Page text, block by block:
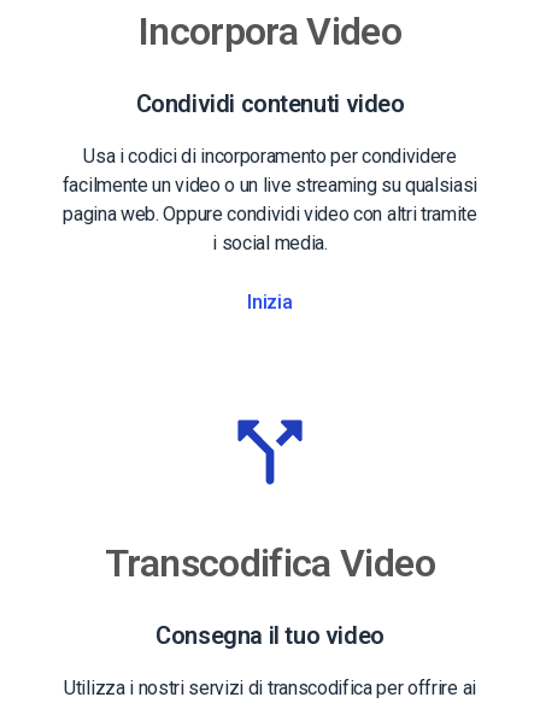
Incorpora Video
Condividi contenuti video
Usa i codici di incorporamento per condividere
facilmente un video o un live streaming su qualsiasi
pagina web. Oppure condividi video con altri tramite
i social media.
Inizia
Transcodifica Video
Consegna il tuo video
Utilizza i nostri servizi di transcodifica per offrire ai